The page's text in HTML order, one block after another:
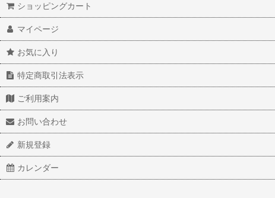
エクステ そのほか
施術関連器具
NMN
ブラック
2：ブラック
99J：ナチュラルブラック
6：ナチュラルブラウン
8：ライトブラウン
33：ブラウン
シングル
ショッピングカート
マイページ
お気に入り
特定商取引法表示
ご利用案内
お問い合わせ
新規登録
カレンダー